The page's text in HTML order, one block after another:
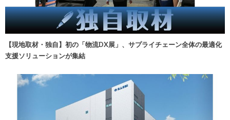
【現地取材・独自】初の「物流DX展」、サプライチェーン全体の最適化
支援ソリューションが集結